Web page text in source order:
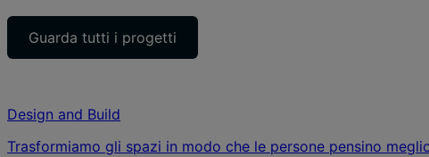
Guarda tutti i progetti
Design and Build
Trasformiamo gli spazi in modo che le persone pensino